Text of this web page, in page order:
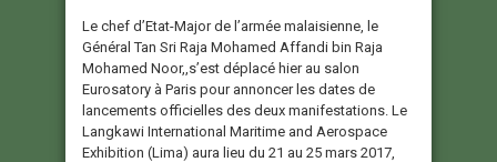
Le chef d’Etat-Major de l’armée malaisienne, le
Général Tan Sri Raja Mohamed Affandi bin Raja
Mohamed Noor,,s’est déplacé hier au salon
Eurosatory à Paris pour annoncer les dates de
lancements officielles des deux manifestations. Le
Langkawi International Maritime and Aerospace
Exhibition (Lima) aura lieu du 21 au 25 mars 2017,